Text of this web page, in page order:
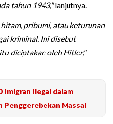
tahun 1943,"lanjutnya.
pribumi, atau keturunan
kriminal. Ini disebut
diciptakan oleh Hitler,"
Imigran Ilegal dalam
Penggerebekan Massal